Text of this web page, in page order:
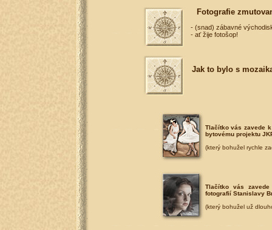
Fotografie
- (snad) zábavné
- ať žije fotošop!
Jak to bylo s
Tlačítko vás zavede
bytovému projektu
(který bohužel rychle
Tlačítko vás
fotografií Stanislavy
(který bohužel už